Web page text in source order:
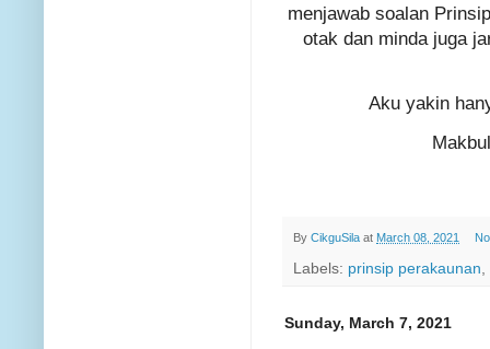
menjawab soalan
otak dan minda juga
Aku yakin
By CikguSila at March 08, 2021
Labels: prinsip perakaunan
Sunday, March 7, 2021